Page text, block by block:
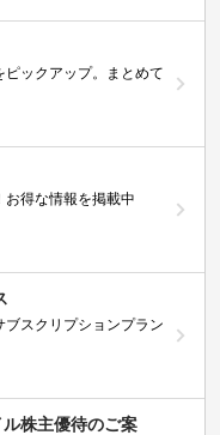
ピックアップ。まとめて
得な情報を掲載中
スクリプションプラン
ル株主優待のご案